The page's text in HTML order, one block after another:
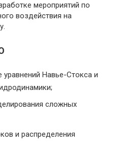
мероприятий по
воздействия на
уравнений Навье-Стокса и
сложных
и распределения